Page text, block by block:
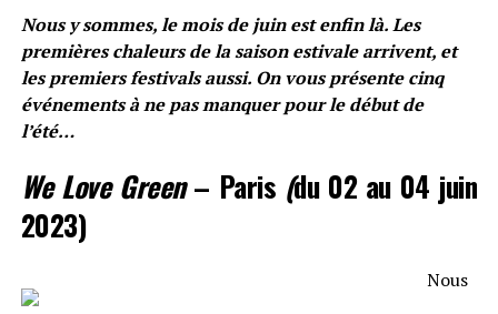
https://www.youtube.com/watch?v=WwMQMNjoteY
Ninho – Dis moi que tu m’aimes
Nous y sommes, le mois de juin est enfin là. Les
premières chaleurs de la saison estivale arrivent, et
les premiers festivals aussi. On vous présente cinq
événements à ne pas manquer pour le début de
l’été…
We Love Green– Paris (du 02 au 04 juin
2023)
Nous